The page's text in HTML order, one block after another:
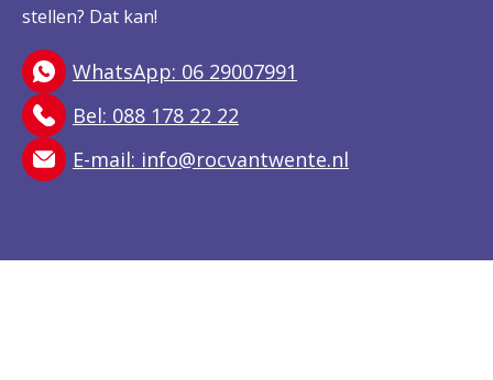
stellen? Dat kan!
WhatsApp: 06 29007991
Bel: 088 178 22 22
E-mail: info@rocvantwente.nl